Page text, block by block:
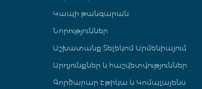
Կապի թանգարան
Նորություններ
Աշխատանք Տելեկոմ Արմենիայում
Արդյունքներ և հաշվետվություններ
Գործարար Էթիկա և Կոմպլայենս